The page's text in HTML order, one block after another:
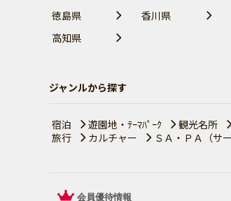
徳島県
香川県
高知県
ジャンルから探す
宿泊 遊園地・ﾃｰﾏﾊﾟｰｸ 観光名所
旅行
カルチャー ＳＡ・ＰＡ（サ
会員優待情報